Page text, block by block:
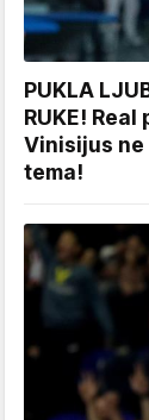
PUKLA
RUKE!
Vinisijus
tema!